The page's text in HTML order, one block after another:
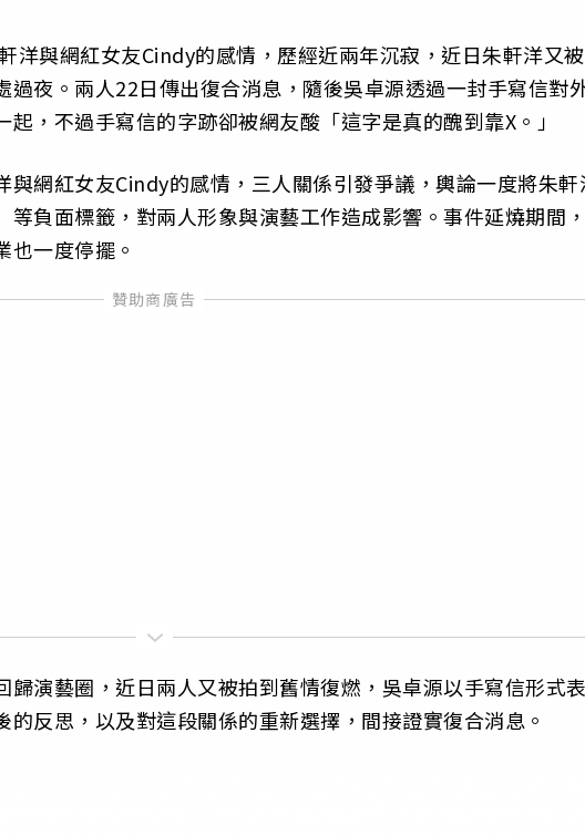
洋與網紅女友Cindy的感情，歷經近兩年沉寂，近日朱軒洋又被
過夜。兩人22日傳出復合消息，隨後吳卓源透過一封手寫信對
，不過手寫信的字跡卻被網友酸「這字是真的醜到靠X。」
與網紅女友Cindy的感情，三人關係引發爭議，輿論一度將朱軒
等負面標籤，對兩人形象與演藝工作造成影響。事件延燒期間
也一度停擺。
歸演藝圈，近日兩人又被拍到舊情復燃，吳卓源以手寫信形式
反思，以及對這段關係的重新選擇，間接證實復合消息。